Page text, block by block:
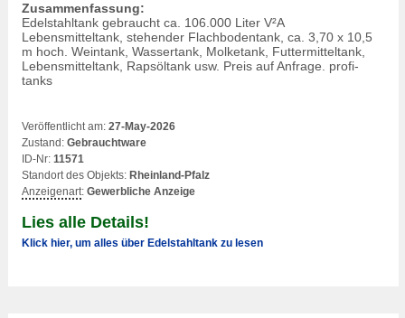
Zusammenfassung:
Edelstahltank gebraucht ca. 106.000 Liter V²A
Lebensmitteltank, stehender Flachbodentank, ca. 3,70 x 10,5
m hoch. Weintank, Wassertank, Molketank, Futtermitteltank,
Lebensmitteltank, Rapsöltank usw. Preis auf Anfrage. profi-
tanks
Veröffentlicht am: 27-May-2026
Zustand: Gebrauchtware
ID-Nr: 11571
Standort des Objekts: Rheinland-Pfalz
Anzeigenart: Gewerbliche Anzeige
Lies alle Details!
Klick hier, um alles über Edelstahltank zu lesen